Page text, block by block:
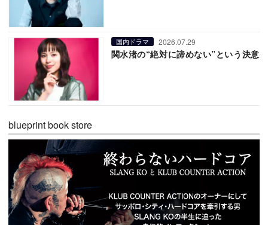
国内ドラマ 2026.07.29
関水渚の“絶対に諦めない”という決意
blueprint book store